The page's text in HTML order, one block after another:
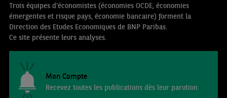
Trois équipes d’économistes (économies OCDE, économies
émergentes et risque pays, économie bancaire) forment la
Direction des Etudes Economiques de BNP Paribas.
Ce site présente leurs analyses.
Mon Compte
Recevez toutes les publications dès leur parution